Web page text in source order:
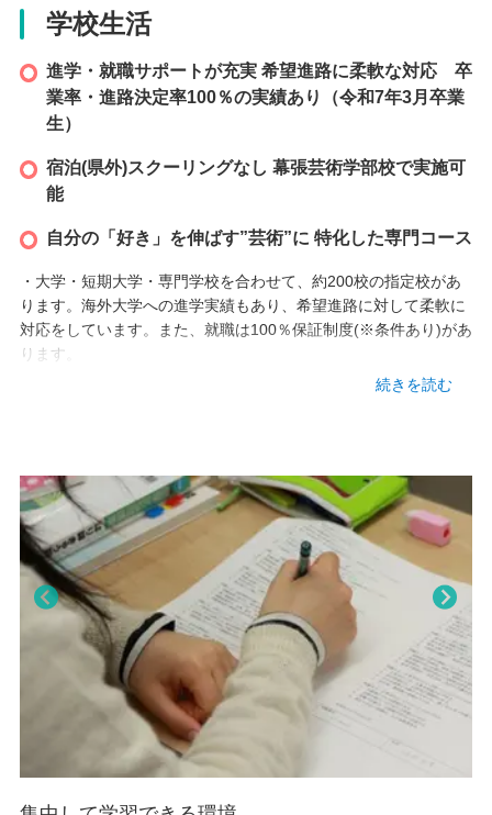
本校情報
千葉県千葉市美浜区中瀬1-3幕張テクノガーデンD棟7階
TEL
043-307-5845
アクセス
学校生活
進学・就職サポートが充実 希望進路に柔軟な対応 卒
業率・進路決定率100％の実績あり（令和7年3月卒業
生）
宿泊(県外)スクーリングなし 幕張芸術学部校で実施可
能
自分の「好き」を伸ばす”芸術”に 特化した専門コース
・大学・短期大学・専門学校を合わせて、約200校の指定校があ
ります。海外大学への進学実績もあり、希望進路に対して柔軟に
対応をしています。また、就職は100％保証制度(※条件あり)があ
ります。
リング費用として学費とは別の費用負担も必要ありません。 な
お、国からの就学支援金や通学定期をはじめとした各種学生割引
の対象校です。
・「マンガ・イラストコース」「動画クリエイターコース」「美
術大学進学コース」の3つの専門コースを設置しています。専門
コースでは、各業界で活躍する講師からレクチャーを受けること
が可能です。自分の「好き」「興味」を伸ばし、将来の仕事に繋
げる貴重な体験がたくさん詰まっています。
続きを読む
Pre
Nex
t